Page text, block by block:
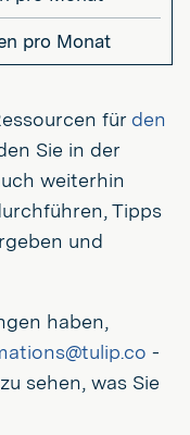
pro Monat
für den
Sie in der
weiterhin
Tipps
und
haben,
-
sehen, was Sie